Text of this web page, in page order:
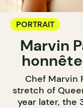
PORTRAIT
Marvin
Chef Marvin
stretch of
year later, the